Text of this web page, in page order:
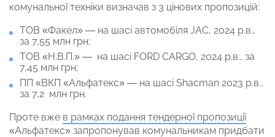
комунальної техніки визначав з 3 цінових пропозицій:
ТОВ «Факел» — на шасі автомобіля JAC, 2024 р.в.,
за 7,55 млн грн;
ТОВ «Н.В.П.» — на шасі FORD CARGO, 2024 р.в., за
7,45 млн грн;
ПП «ВКП «Альфатекс» — на шасі Shacman 2023 р.в.,
за 7,2 млн грн.
Проте вже в рамках подання тендерної пропозиції
«Альфатекс» запропонував комунальникам придбати